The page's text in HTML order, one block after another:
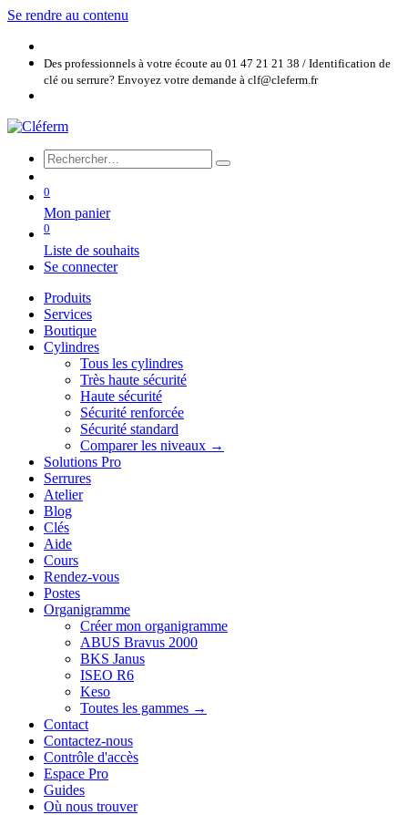
Se rendre au contenu
Des professionnels à votre écoute au 01 47 21 21 38 / Identification de
clé ou serrure? Envoyez votre demande à clf@cleferm.fr
0
Mon panier
0
Liste de souhaits
Se connecter
Produits
Services
Boutique
Cylindres
Tous les cylindres
Très haute sécurité
Haute sécurité
Sécurité renforcée
Sécurité standard
Comparer les niveaux →
Solutions Pro
Serrures
Atelier
Blog
Clés
Aide
Cours
Rendez-vous
Postes
Organigramme
Créer mon organigramme
ABUS Bravus 2000
BKS Janus
ISEO R6
Keso
Toutes les gammes →
Contact
Contactez-nous
Contrôle d'accès
Espace Pro
Guides
Où nous trouver